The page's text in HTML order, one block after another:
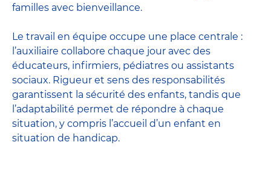
familles avec bienveillance.
Le travail en équipe occupe une place centrale :
l’auxiliaire collabore chaque jour avec des
éducateurs, infirmiers, pédiatres ou assistants
sociaux. Rigueur et sens des responsabilités
garantissent la sécurité des enfants, tandis que
l’adaptabilité permet de répondre à chaque
situation, y compris l’accueil d’un enfant en
situation de handicap.